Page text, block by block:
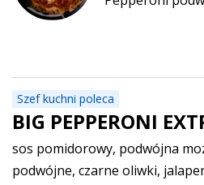
Szef kuchni poleca
BIG PEPPERONI
sos pomidorowy, podwójna
podwójne, czarne oliwki,